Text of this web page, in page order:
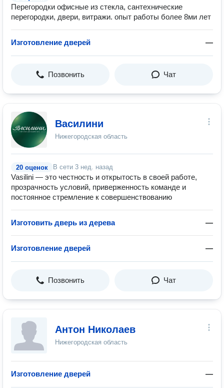
Перегородки офисные из стекла, сантехнические
перегородки, двери, витражи. опыт работы более 8ми лет
Изготовление дверей —
Позвонить Чат
Василини
Нижегородская область
20 оценок В сети 3 нед. назад
Vasilini — это честность и открытость в своей работе,
прозрачность условий, приверженность команде и
постоянное стремление к совершенствованию
Изготовить дверь из дерева —
Изготовление дверей —
Позвонить Чат
Антон Николаев
Нижегородская область
Изготовление дверей —